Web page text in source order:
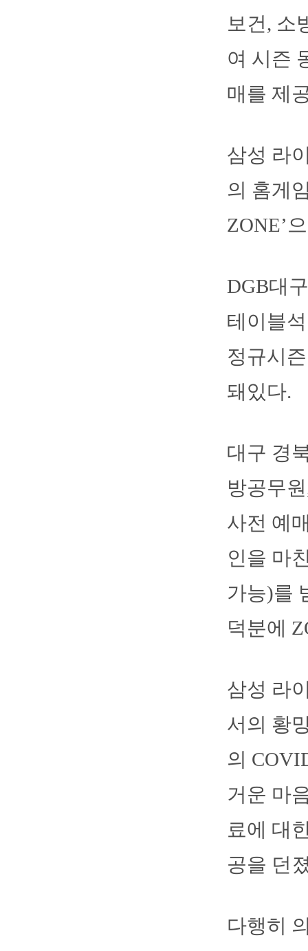
보건, 소
여 시즌
매를 제
삼성 라
의 홈게
ZONE’
DGB대
테이블
정규시
돼있다.
대구 경
방공무
사전 예
인을 마
가능)를
덕분에
삼성 라
서의 황
의
거운 마
료에 대
공을 던
다행히